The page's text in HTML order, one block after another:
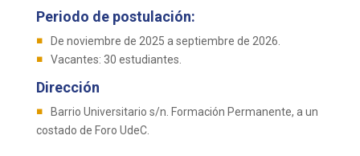
Periodo de postulación:
De noviembre de 2025 a septiembre de 2026.
Vacantes: 30 estudiantes.
Dirección
Barrio Universitario s/n. Formación Permanente, a un
costado de Foro UdeC.